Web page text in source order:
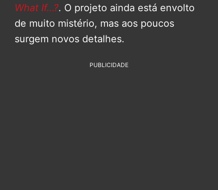
What If…?. O projeto ainda está envolto
de muito mistério, mas aos poucos
surgem novos detalhes.
PUBLICIDADE